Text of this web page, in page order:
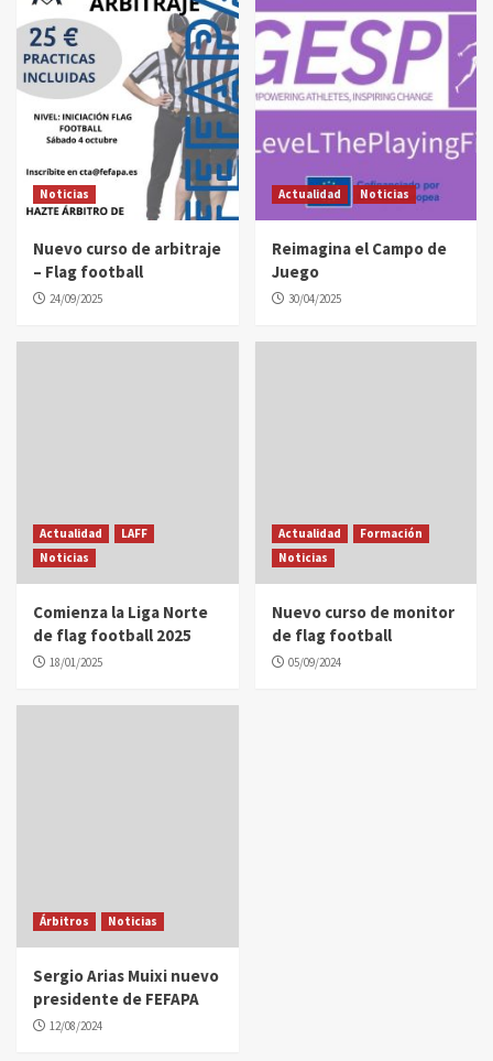
Noticias
Nuevo curso de arbitraje
– Flag football
24/09/2025
Actualidad Noticias
Reimagina el Campo de
Juego
30/04/2025
Actualidad
LAFF
Noticias
Comienza la Liga Norte
de flag football 2025
18/01/2025
Actualidad
Formación
Noticias
Nuevo curso de monitor
de flag football
05/09/2024
Árbitros Noticias
Sergio Arias Muixi nuevo
presidente de FEFAPA
12/08/2024